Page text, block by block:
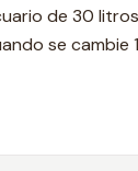
de 30
se cambie